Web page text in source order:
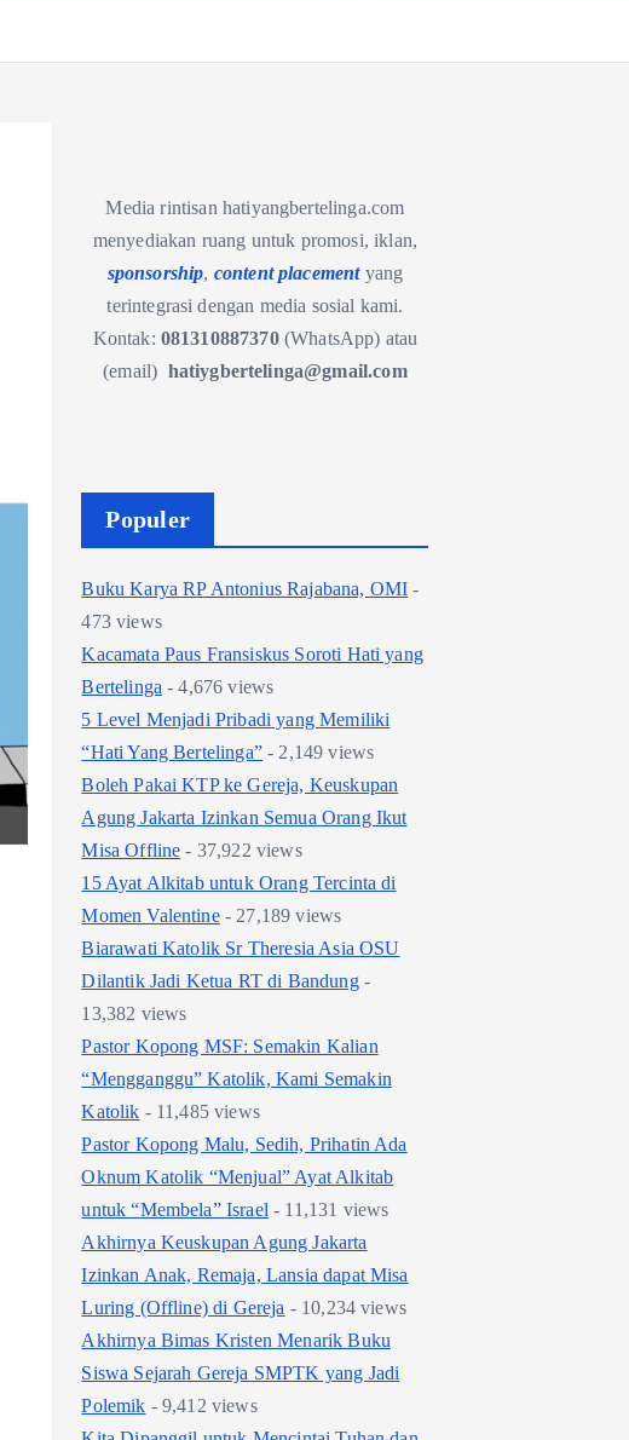
Media rintisan hatiyangbertelinga.com
menyediakan ruang untuk promosi, iklan,
sponsorship, content placementyang
terintegrasi dengan media sosial kami.
Kontak: 081310887370 (WhatsApp) atau
(email) hatiygbertelinga@gmail.com
Populer
Buku Karya RP Antonius Rajabana, OMI -
473 views
Kacamata Paus Fransiskus Soroti Hati yang
Bertelinga - 4,676 views
5 Level Menjadi Pribadi yang Memiliki
“Hati Yang Bertelinga”- 2,149 views
Boleh Pakai KTP ke Gereja, Keuskupan
Agung Jakarta Izinkan Semua Orang Ikut
Misa Offline - 37,922 views
15 Ayat Alkitab untuk Orang Tercinta di
Momen Valentine- 27,189 views
Biarawati Katolik Sr Theresia Asia OSU
Dilantik Jadi Ketua RT di Bandung-
13,382 views
Pastor Kopong MSF: Semakin Kalian
“Mengganggu” Katolik, Kami Semakin
Katolik - 11,485 views
Pastor Kopong Malu, Sedih, Prihatin Ada
Oknum Katolik “Menjual” Ayat Alkitab
untuk “Membela” Israel - 11,131 views
Akhirnya Keuskupan Agung Jakarta
Izinkan Anak, Remaja, Lansia dapat Misa
Luring (Offline) di Gereja - 10,234 views
Akhirnya Bimas Kristen Menarik Buku
Siswa Sejarah Gereja SMPTK yang Jadi
Polemik - 9,412 views